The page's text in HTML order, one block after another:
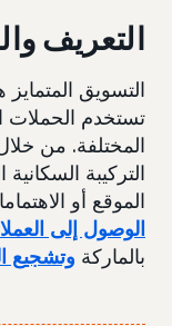
التعريف
التسويق
تستخدم الحملات
المختلفة. من
التركيبة
الموقع أو
الوصول إلى
بالماركة وتشجيع